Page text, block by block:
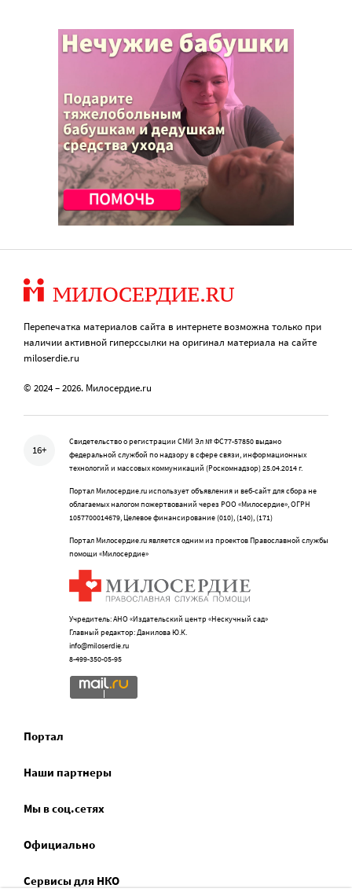
Перепечатка материалов сайта в интернете возможна только при
наличии активной гиперссылки на оригинал материала на сайте
miloserdie.ru
© 2024 – 2026. Милосердие.ru
16+
Свидетельство о регистрации СМИ Эл № ФС77-57850 выдано
федеральной службой по надзору в сфере связи, информационных
технологий и массовых коммуникаций (Роскомнадзор) 25.04.2014 г.
Портал Милосердие.ru использует объявления и веб-сайт для сбора не
облагаемых налогом пожертвований через РОО «Милосердие», ОГРН
1057700014679, Целевое финансирование (010), (140), (171)
Портал Милосердие.ru является одним из проектов Православной службы
помощи «Милосердие»
Учредитель: АНО «Издательский центр «Нескучный сад»
Главный редактор: Данилова Ю.К.
info@miloserdie.ru
8-499-350-05-95
Портал
Наши партнеры
Мы в соц.сетях
Официально
Сервисы для НКО